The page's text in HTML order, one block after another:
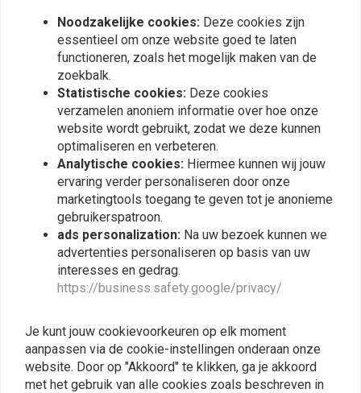
(0 beoordelingen)
Plaats ook een review
Vergelijkbare producten
Noodzakelijke cookies: Deze cookies zijn
essentieel om onze website goed te laten
functioneren, zoals het mogelijk maken van de
zoekbalk.
Statistische cookies: Deze cookies
verzamelen anoniem informatie over hoe onze
website wordt gebruikt, zodat we deze kunnen
optimaliseren en verbeteren.
Analytische cookies: Hiermee kunnen wij jouw
ervaring verder personaliseren door onze
marketingtools toegang te geven tot je anonieme
gebruikerspatroon.
ads personalization: Na uw bezoek kunnen we
advertenties personaliseren op basis van uw
interesses en gedrag.
https://business.safety.google/privacy/
Je kunt jouw cookievoorkeuren op elk moment
aanpassen via de cookie-instellingen onderaan onze
website. Door op "Akkoord" te klikken, ga je akkoord
met het gebruik van alle cookies zoals beschreven in